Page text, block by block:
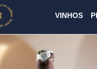
VINHOS